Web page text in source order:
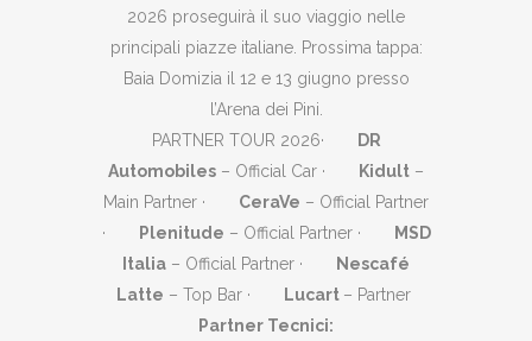
2026 proseguirà il suo viaggio nelle
principali piazze italiane. Prossima tappa:
Baia Domizia il 12 e 13 giugno presso
l’Arena dei Pini.
PARTNER TOUR 2026·
DR
Automobiles – Official Car · Kidult –
Main Partner · CeraVe – Official Partner
·
Plenitude – Official Partner ·
MSD
Italia – Official Partner ·
Nescafé
Latte – Top Bar · Lucart – Partner
Partner Tecnici: